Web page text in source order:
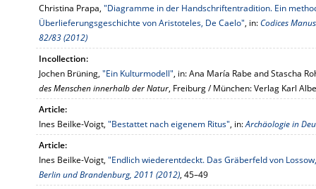
Christina Prapa, "Diagramme in der Handschriftentradition. Ein
Überlieferungsgeschichte von Aristoteles, De Caelo", in:Codices
82/83 (2012)
Incollection:
Jochen Brüning, "Ein Kulturmodell", in: Ana María Rabe and Stascha
des Menschen innerhalb der Natur, Freiburg / München: Verlag Karl
Article:
Ines Beilke-Voigt, "Bestattet nach eigenem Ritus", in:Archäologie in
Article:
Ines Beilke-Voigt, "Endlich wiederentdeckt. Das Gräberfeld von
Berlin und Brandenburg, 2011 (2012), 45–49